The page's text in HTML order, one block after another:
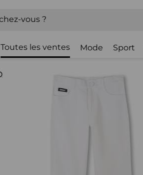
Toutes les ventes Mode Sport